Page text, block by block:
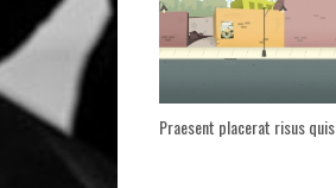
Praesent placerat risus quis